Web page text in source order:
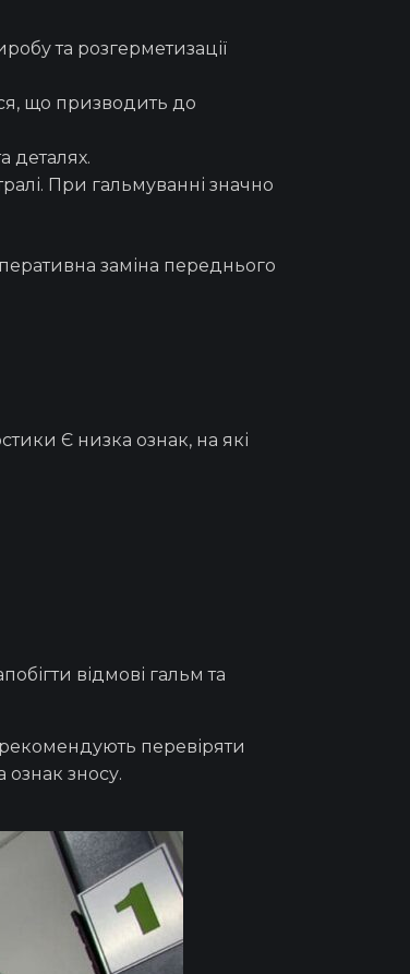
та розгерметизації
що призводить до
деталях.
При гальмуванні значно
заміна переднього
Є низка ознак, на які
відмові гальм та
перевіряти
ознак зносу.